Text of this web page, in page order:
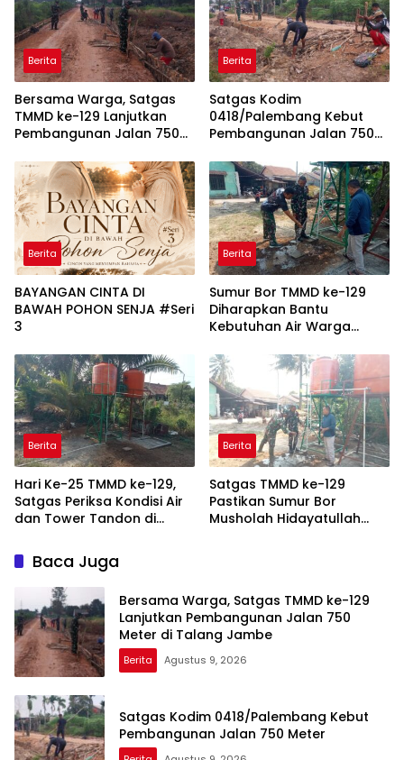
Berita
Bersama Warga, Satgas
TMMD ke-129 Lanjutkan
Pembangunan Jalan 750
Berita
Satgas Kodim
0418/Palembang Kebut
Pembangunan Jalan 750
Berita
BAYANGAN CINTA DI
BAWAH POHON SENJA #Seri
3
Berita
Sumur Bor TMMD ke-129
Diharapkan Bantu
Kebutuhan Air Warga
Berita
Hari Ke-25 TMMD ke-129,
Satgas Periksa Kondisi Air
dan Tower Tandon di
Berita
Satgas TMMD ke-129
Pastikan Sumur Bor
Musholah Hidayatullah
Baca Juga
Bersama Warga, Satgas TMMD ke-129
Lanjutkan Pembangunan Jalan 750
Meter di Talang Jambe
Berita Agustus 9, 2026
Satgas Kodim 0418/Palembang Kebut
Pembangunan Jalan 750 Meter